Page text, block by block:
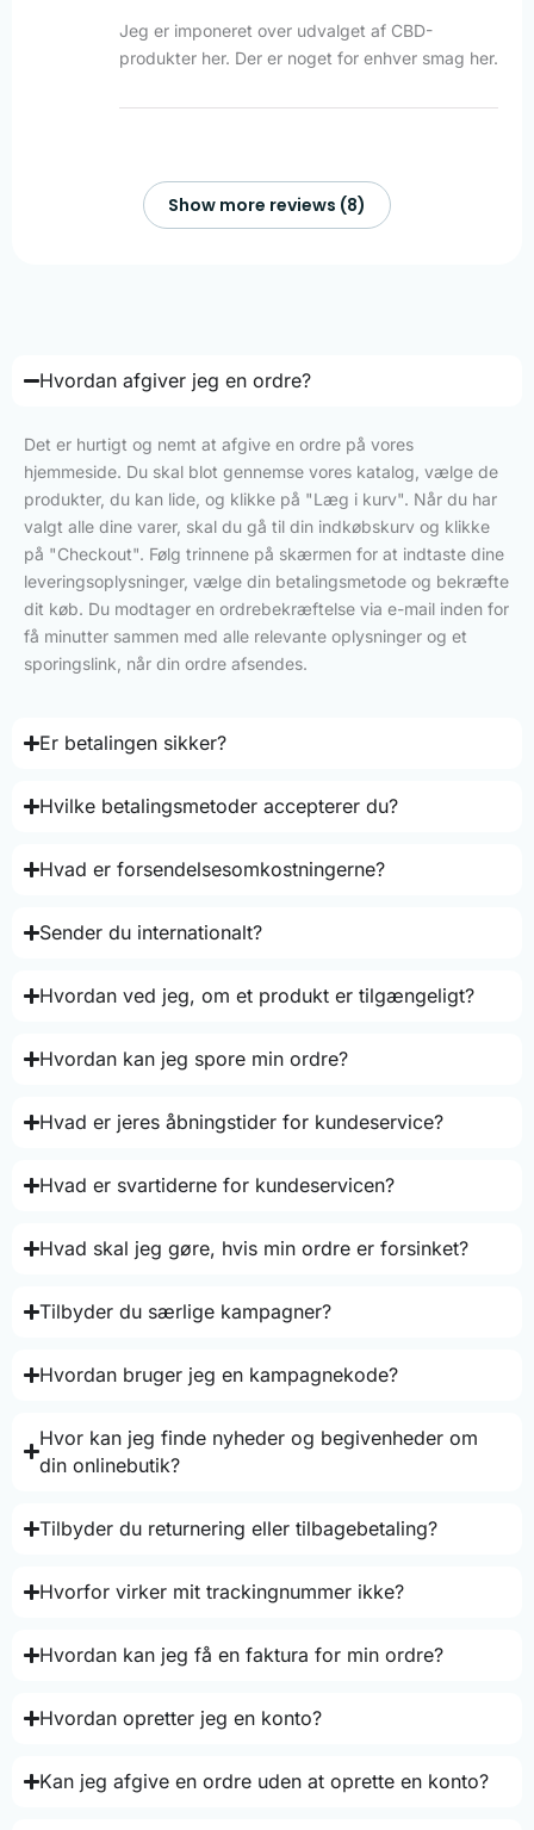
Jeg er imponeret over udvalget af CBD-
produkter her. Der er noget for enhver smag her.
Show more reviews (8)
Hvordan afgiver jeg en ordre?
Det er hurtigt og nemt at afgive en ordre på vores
hjemmeside. Du skal blot gennemse vores katalog, vælge de
produkter, du kan lide, og klikke på "Læg i kurv". Når du har
valgt alle dine varer, skal du gå til din indkøbskurv og klikke
på "Checkout". Følg trinnene på skærmen for at indtaste dine
leveringsoplysninger, vælge din betalingsmetode og bekræfte
dit køb. Du modtager en ordrebekræftelse via e-mail inden for
få minutter sammen med alle relevante oplysninger og et
sporingslink, når din ordre afsendes.
Er betalingen sikker?
Hvilke betalingsmetoder accepterer du?
Hvad er forsendelsesomkostningerne?
Sender du internationalt?
Hvordan ved jeg, om et produkt er tilgængeligt?
Hvordan kan jeg spore min ordre?
Hvad er jeres åbningstider for kundeservice?
Hvad er svartiderne for kundeservicen?
Hvad skal jeg gøre, hvis min ordre er forsinket?
Tilbyder du særlige kampagner?
Hvordan bruger jeg en kampagnekode?
Hvor kan jeg finde nyheder og begivenheder om
din onlinebutik?
Tilbyder du returnering eller tilbagebetaling?
Hvorfor virker mit trackingnummer ikke?
Hvordan kan jeg få en faktura for min ordre?
Hvordan opretter jeg en konto?
Kan jeg afgive en ordre uden at oprette en konto?